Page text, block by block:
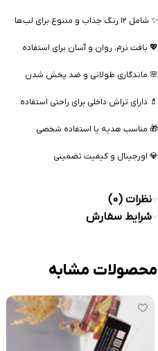
✨ شامل ۱۲ رنگ جذاب و متنوع برای لب‌ها
💖 بافت نرم، روان و آسان برای استفاده
🌸 ماندگاری طولانی و ضد پخش شدن
💄 دارای تراش داخلی برای راحتی استفاده
🎁 مناسب هدیه یا استفاده شخصی
💎 اورجینال و کیفیت تضمینی
نظرات (0)
شرایط سفارش
محصولات مشابه